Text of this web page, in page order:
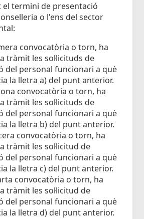
termini de presentació
o l'ens del sector
convocatòria o torn, ha
tràmit les sol·licituds de
del personal funcionari a què
la lletra a) del punt anterior.
convocatòria o torn, ha
tràmit les sol·licituds de
del personal funcionari a què
la lletra b) del punt anterior.
convocatòria o torn, ha
tràmit les sol·licitud de
del personal funcionari a què
la lletra c) del punt anterior.
convocatòria o torn, ha
tràmit les sol·licitud de
del personal funcionari a què
la lletra d) del punt anterior.